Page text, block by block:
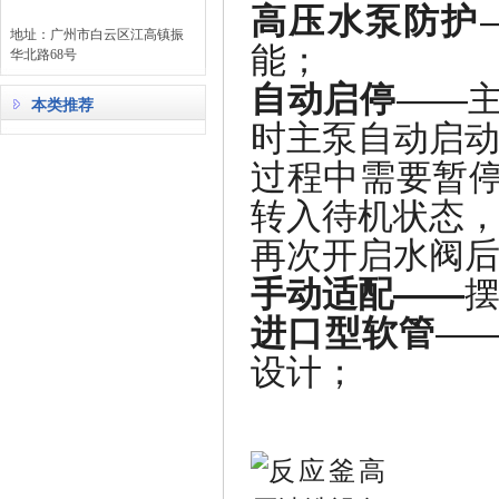
地址：广州市白云区江高镇振
华北路68号
本类推荐
高压水泵防护
能；
自动启停——主
时主泵自动启
过程中需要暂
转入待机状态
再次开启水阀
手动适配——
进口型软管——
设计；